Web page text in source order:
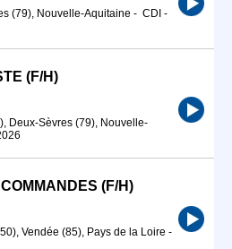
(79), Nouvelle-Aquitaine - CDI -
(F/H)
Deux-Sèvres (79), Nouvelle-
(F/H)
Vendée (85), Pays de la Loire -